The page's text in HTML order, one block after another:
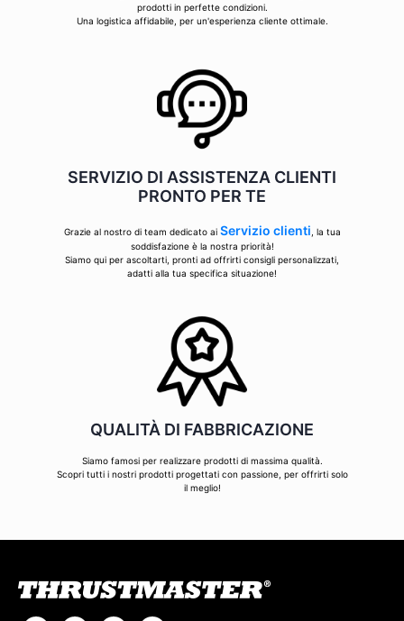
prodotti in perfette condizioni.
Una logistica affidabile, per un'esperienza cliente ottimale.
SERVIZIO DI ASSISTENZA CLIENTI
PRONTO PER TE
Grazie al nostro di team dedicato ai Servizio clienti , la tua
soddisfazione è la nostra priorità!
Siamo qui per ascoltarti, pronti ad offrirti consigli personalizzati,
adatti alla tua specifica situazione!
QUALITÀ DI FABBRICAZIONE
Siamo famosi per realizzare prodotti di massima qualità.
Scopri tutti i nostri prodotti progettati con passione, per offrirti solo
il meglio!